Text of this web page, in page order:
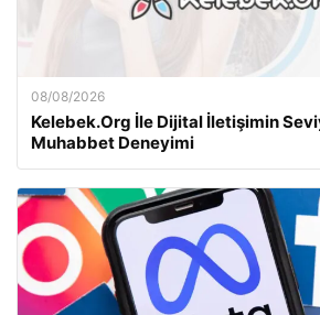
08/08/2026
Kelebek.Org İle Dijital İletişimin
Muhabbet Deneyimi